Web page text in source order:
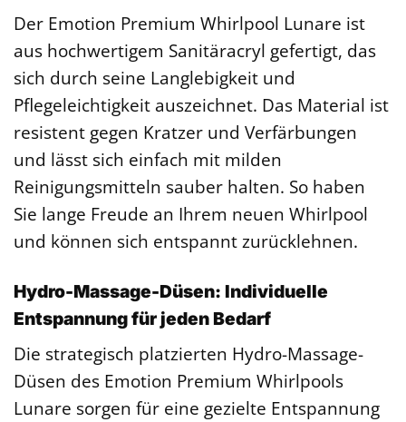
Der Emotion Premium Whirlpool Lunare ist
aus hochwertigem Sanitäracryl gefertigt, das
sich durch seine Langlebigkeit und
Pflegeleichtigkeit auszeichnet. Das Material ist
resistent gegen Kratzer und Verfärbungen
und lässt sich einfach mit milden
Reinigungsmitteln sauber halten. So haben
Sie lange Freude an Ihrem neuen Whirlpool
und können sich entspannt zurücklehnen.
Hydro-Massage-Düsen: Individuelle
Entspannung für jeden Bedarf
Die strategisch platzierten Hydro-Massage-
Düsen des Emotion Premium Whirlpools
Lunare sorgen für eine gezielte Entspannung